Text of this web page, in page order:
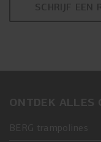
SCHRIJF EEN
ONTDEK ALLES
BERG trampolines